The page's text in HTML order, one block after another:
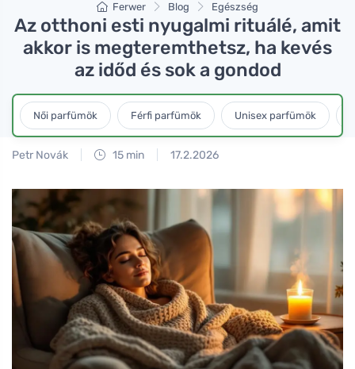
Ferwer Blog Egészség
Az otthoni esti nyugalmi rituálé, amit
akkor is megteremthetsz, ha kevés
az időd és sok a gondod
Női parfümök Férfi parfümök Unisex parfümök
Petr Novák 15 min 17.2.2026